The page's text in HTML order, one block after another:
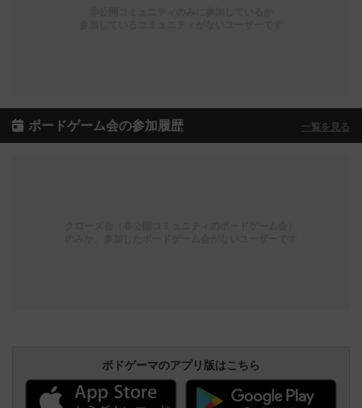
ボードゲーム会の参加履歴 一覧を見る
ボドゲーマのアプリ版はこちら